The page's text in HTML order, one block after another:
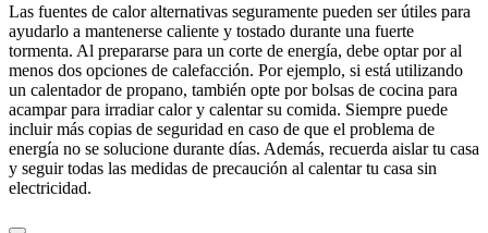
Las fuentes de calor alternativas seguramente pueden ser útiles para
ayudarlo a mantenerse caliente y tostado durante una fuerte
tormenta. Al prepararse para un corte de energía, debe optar por al
menos dos opciones de calefacción. Por ejemplo, si está utilizando
un calentador de propano, también opte por bolsas de cocina para
acampar para irradiar calor y calentar su comida. Siempre puede
incluir más copias de seguridad en caso de que el problema de
energía no se solucione durante días. Además, recuerda aislar tu casa
y seguir todas las medidas de precaución al calentar tu casa sin
electricidad.